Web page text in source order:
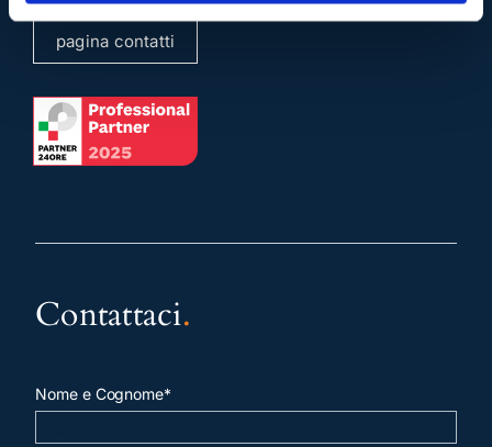
pagina contatti
Contattaci.
Nome e Cognome*